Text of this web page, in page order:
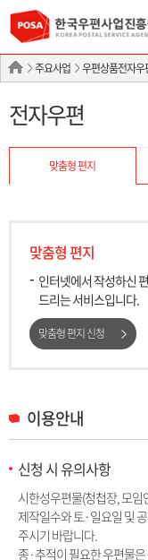
주요사업 우편상품전자우
전자우편
맞춤형 편지
맞춤형 편지
인터넷에서 작성하신
드리는 서비스입니다.
맞춤형 편지 신청
이용안내
신청 시 유의사항
시한성우편물(청첩장, 모
제작일수와 토·일요일 및
주시기 바랍니다.
종·추적이 필요한 우편물